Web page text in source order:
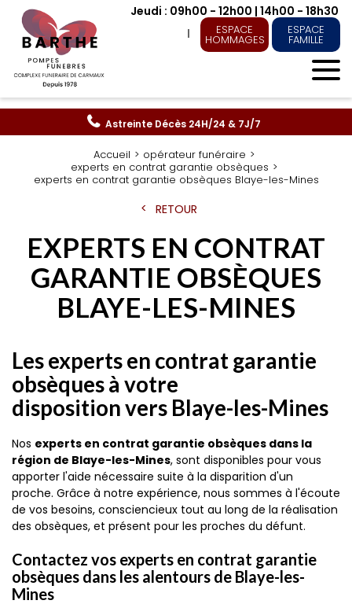
Jeudi : 09h00 - 12h00 | 14h00 - 18h30
Astreinte Décès 24H/24 & 7J/7
ESPACE
HOMMAGES
ESPACE
FAMILLE
Accueil
opérateur funéraire
experts en contrat garantie obsèques
experts en contrat garantie obsèques Blaye-les-Mines
RETOUR
EXPERTS EN CONTRAT
GARANTIE OBSÈQUES
BLAYE-LES-MINES
Les experts en contrat garantie
obsèques à votre
disposition vers Blaye-les-Mines
Nos experts en contrat garantie obsèques dans la
région de Blaye-les-Mines, sont disponibles pour vous
apporter l'aide nécessaire suite à la disparition d'un
proche. Grâce à notre expérience, nous sommes à l'écoute
de vos besoins, consciencieux tout au long de la réalisation
des obsèques, et présent pour les proches du défunt.
Contactez vos experts en contrat garantie
obsèques dans les alentours de Blaye-les-
Mines